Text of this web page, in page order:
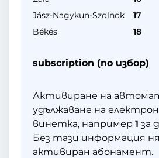
Jász-Nagykun-Szolnok
17
Békés
18
subscription (по избор)
Активиране на
удължаване на
винетка, например 1 за
Без тази информация
активиран абонамент.